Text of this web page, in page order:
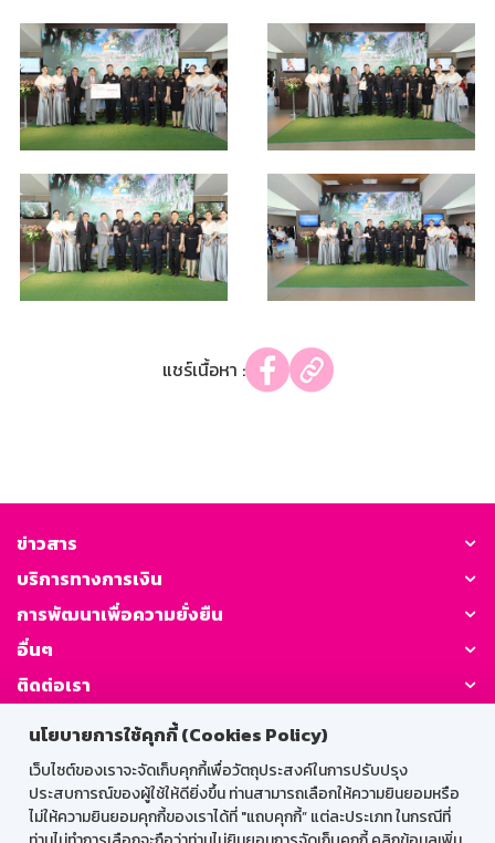
นโยบายการใช้คุกกี้ (Cookies Policy)
เว็บไซต์ของเราจะจัดเก็บคุกกี้เพื่อวัตถุประสงค์ในการปรับปรุง
ประสบการณ์ของผู้ใช้ให้ดียิ่งขึ้น ท่านสามารถเลือกให้ความยินยอมหรือ
ไม่ให้ความยินยอมคุกกี้ของเราได้ที่ "แถบคุกกี้” แต่ละประเภท ในกรณีที่
แชร์เนื้อหา :
ข่าวสาร
บริการทางการเงิน
การพัฒนาเพื่อความยั่งยืน
อื่นๆ
ติดต่อเรา
GSB Society:
สำหรับพนักงาน